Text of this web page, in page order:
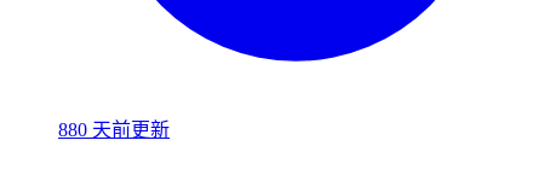
880 天前更新